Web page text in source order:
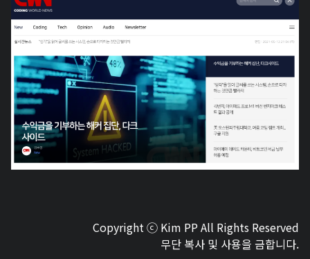
Copyright ⓒ Kim PP All Rights Reserved
무단 복사 및 사용을 금합니다.